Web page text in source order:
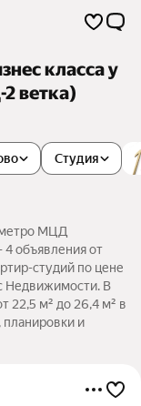
класса у
ветка)
Студия
метро МЦД
объявления от
студий по цене
Недвижимости. В
22,5 м² до 26,4 м² в
и